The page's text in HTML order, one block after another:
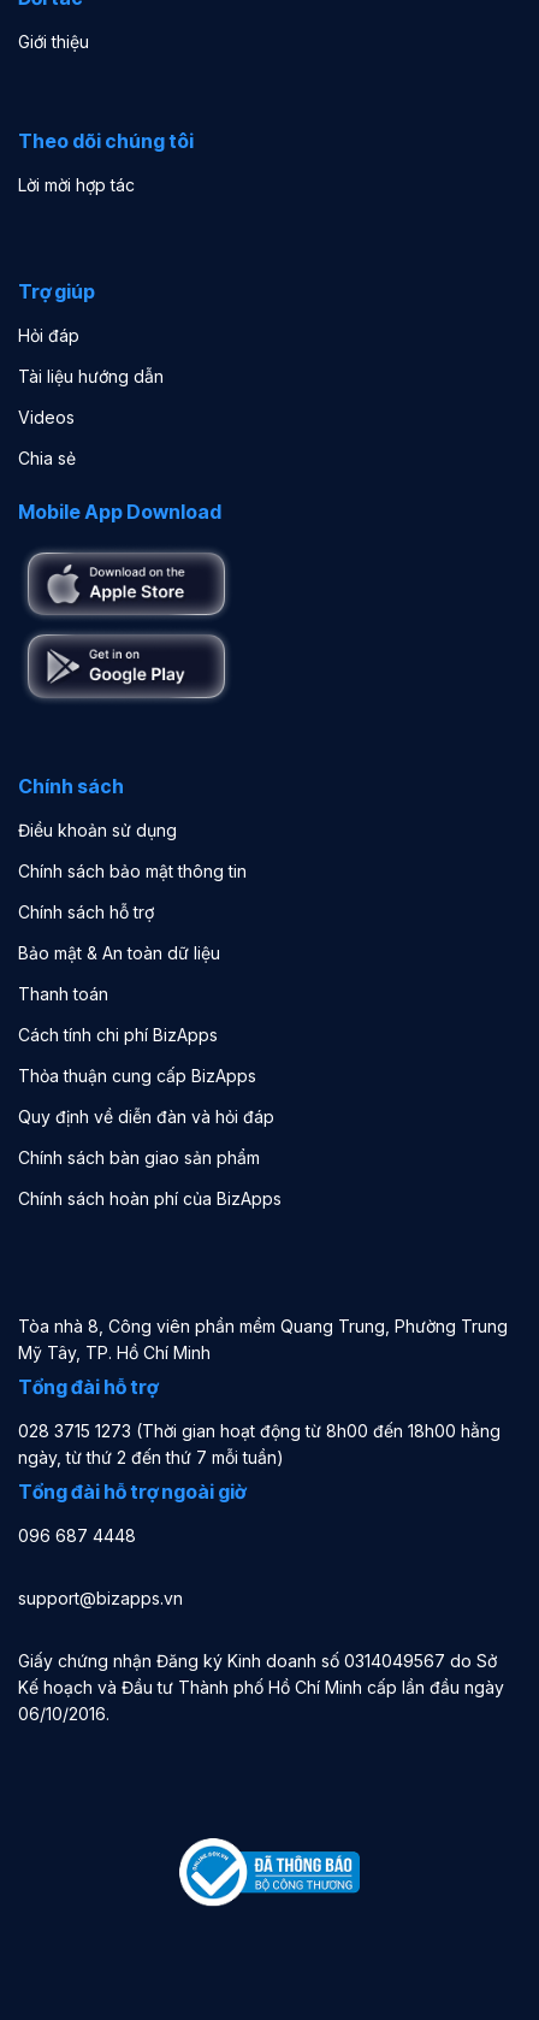
Giới thiệu
Theo dõi chúng tôi
Lời mời hợp tác
Trợ giúp
Hỏi đáp
Tài liệu hướng dẫn
Videos
Chia sẻ
Mobile App Download
Chính sách
Điều khoản sử dụng
Chính sách bảo mật thông tin
Chính sách hỗ trợ
Bảo mật & An toàn dữ liệu
Thanh toán
Cách tính chi phí BizApps
Thỏa thuận cung cấp BizApps
Quy định về diễn đàn và hỏi đáp
Chính sách bàn giao sản phẩm
Chính sách hoàn phí của BizApps
Tòa nhà 8, Công viên phần mềm Quang Trung, Phường Trung
Mỹ Tây, TP. Hồ Chí Minh
Tổng đài hỗ trợ
028 3715 1273 (Thời gian hoạt động từ 8h00 đến 18h00 hằng
ngày, từ thứ 2 đến thứ 7 mỗi tuần)
Tổng đài hỗ trợ ngoài giờ
096 687 4448
support@bizapps.vn
Giấy chứng nhận Đăng ký Kinh doanh số 0314049567 do Sở
Kế hoạch và Đầu tư Thành phố Hồ Chí Minh cấp lần đầu ngày
06/10/2016.